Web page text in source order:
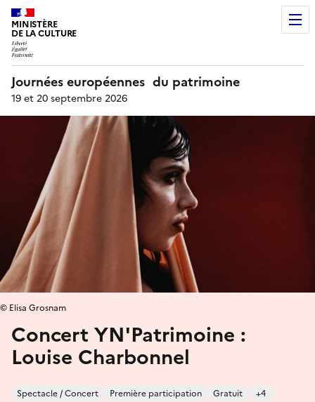
MINISTÈRE
DE LA CULTURE
Journées européennes du patrimoine
19 et 20 septembre 2026
Concert YN'Patrimoine :
Louise Charbonnel
Spectacle / Concert Première participation Gratuit +4
© Elisa Grosnam